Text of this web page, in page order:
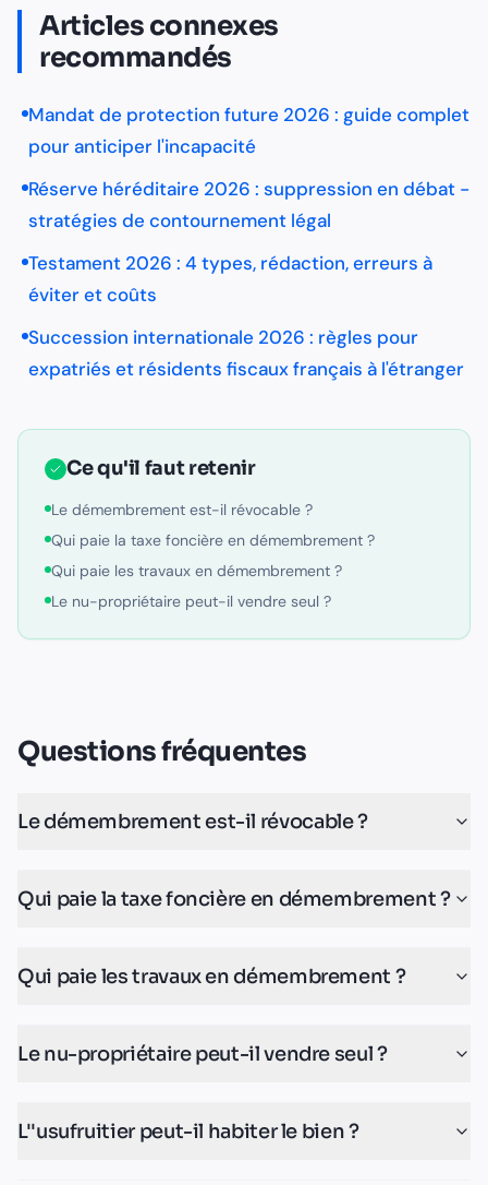
Articles connexes
recommandés
Mandat de protection future 2026 : guide complet
pour anticiper l'incapacité
Réserve héréditaire 2026 : suppression en débat -
stratégies de contournement légal
Testament 2026 : 4 types, rédaction, erreurs à
éviter et coûts
Succession internationale 2026 : règles pour
expatriés et résidents fiscaux français à l'étranger
Ce qu'il faut retenir
Le démembrement est-il révocable ?
Qui paie la taxe foncière en démembrement ?
Qui paie les travaux en démembrement ?
Le nu-propriétaire peut-il vendre seul ?
Questions fréquentes
Le démembrement est-il révocable ?
Qui paie la taxe foncière en démembrement ?
Qui paie les travaux en démembrement ?
Le nu-propriétaire peut-il vendre seul ?
L''usufruitier peut-il habiter le bien ?